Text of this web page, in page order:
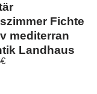
Fichte
mediterran
Landhaus
€